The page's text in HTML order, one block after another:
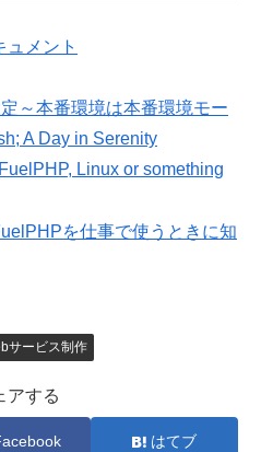
ュメント
～本番環境は本番環境モー
A Day in Serenity
Linux or something
を仕事で使うときに知
サービス制作
アする
はてブ